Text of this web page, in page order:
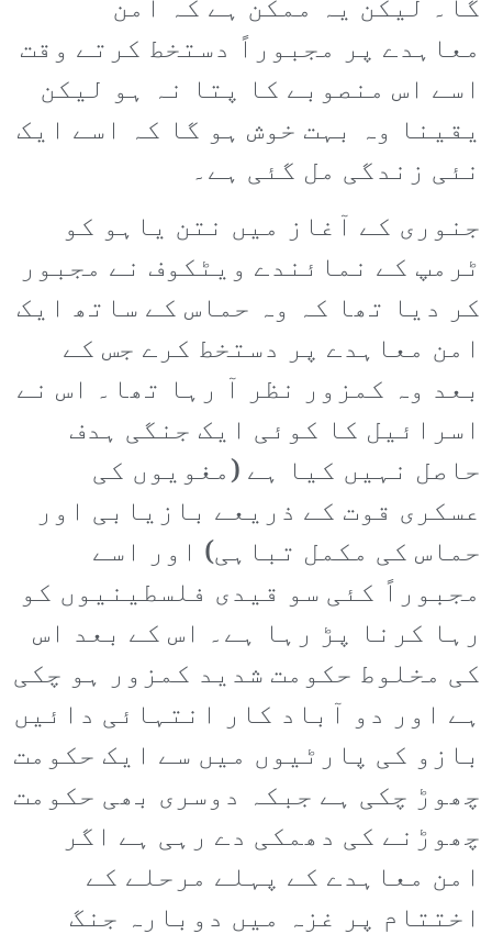
گا۔ لیکن یہ ممکن ہے کہ امن
معاہدے پر مجبوراً دستخط کرتے وقت
اسے اس منصوبے کا پتا نہ ہو لیکن
یقینا وہ بہت خوش ہو گا کہ اسے ایک
نئی زندگی مل گئی ہے۔
جنوری کے آغاز میں نتن یاہو کو
ٹرمپ کے نمائندے ویٹکوف نے مجبور
کر دیا تھا کہ وہ حماس کے ساتھ ایک
امن معاہدے پر دستخط کرے جس کے
بعد وہ کمزور نظر آ رہا تھا۔ اس نے
اسرائیل کا کوئی ایک جنگی ہدف
حاصل نہیں کیا ہے (مغویوں کی
عسکری قوت کے ذریعے بازیابی اور
حماس کی مکمل تباہی) اور اسے
مجبوراً کئی سو قیدی فلسطینیوں کو
رہا کرنا پڑ رہا ہے۔ اس کے بعد اس
کی مخلوط حکومت شدید کمزور ہو چکی
ہے اور دو آباد کار انتہائی دائیں
بازو کی پارٹیوں میں سے ایک حکومت
چھوڑ چکی ہے جبکہ دوسری بھی حکومت
چھوڑنے کی دھمکی دے رہی ہے اگر
امن معاہدے کے پہلے مرحلے کے
اختتام پر غزہ میں دوبارہ جنگ